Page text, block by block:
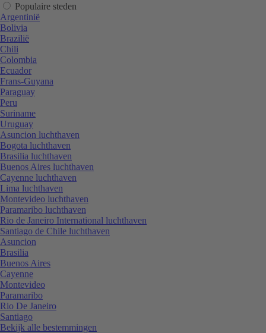
Populaire steden
Argentinië
Bolivia
Brazilië
Chili
Colombia
Ecuador
Frans-Guyana
Paraguay
Peru
Suriname
Uruguay
Asuncion luchthaven
Bogota luchthaven
Brasilia luchthaven
Buenos Aires luchthaven
Cayenne luchthaven
Lima luchthaven
Montevideo luchthaven
Paramaribo luchthaven
Rio de Janeiro International luchthaven
Santiago de Chile luchthaven
Asuncion
Brasilia
Buenos Aires
Cayenne
Montevideo
Paramaribo
Rio De Janeiro
Santiago
Bekijk alle bestemmingen